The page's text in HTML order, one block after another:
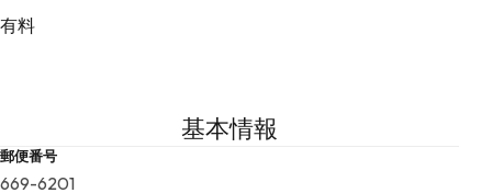
有料
基本情報
郵便番号
669-6201